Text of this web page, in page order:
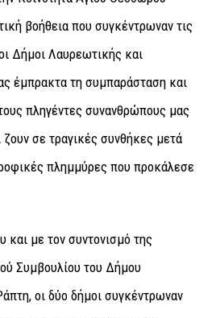
βοήθεια που συγκέντρωναν τις
Δήμοι Λαυρεωτικής και
έμπρακτα τη συμπαράσταση και
πληγέντες συνανθρώπους μας
ζουν σε τραγικές συνθήκες μετά
πλημμύρες που προκάλεσε
και με τον συντονισμό της
Συμβουλίου του Δήμου
οι δύο δήμοι συγκέντρωναν